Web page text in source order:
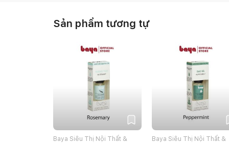
Sản phẩm tương tự
Baya Siêu Thị Nội Thất &
Baya Siêu Thị Nội Thất &